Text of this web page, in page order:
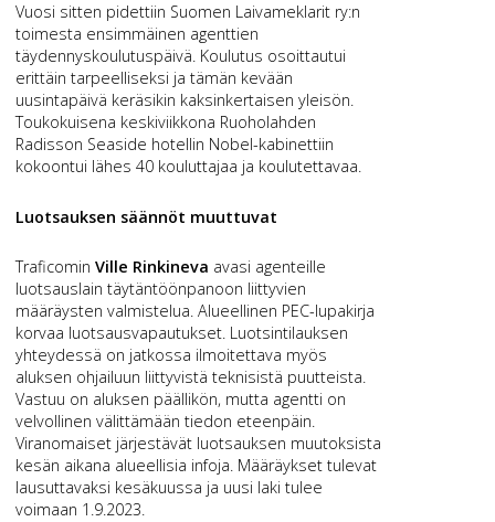
Vuosi sitten pidettiin Suomen Laivameklarit ry:n
toimesta ensimmäinen agenttien
täydennyskoulutuspäivä. Koulutus osoittautui
erittäin tarpeelliseksi ja tämän kevään
uusintapäivä keräsikin kaksinkertaisen yleisön.
Toukokuisena keskiviikkona Ruoholahden
Radisson Seaside hotellin Nobel-kabinettiin
kokoontui lähes 40 kouluttajaa ja koulutettavaa.
Luotsauksen säännöt muuttuvat
TraficominVille Rinkineva avasi agenteille
luotsauslain täytäntöönpanoon liittyvien
määräysten valmistelua. Alueellinen PEC-lupakirja
korvaa luotsausvapautukset. Luotsintilauksen
yhteydessä on jatkossa ilmoitettava myös
aluksen ohjailuun liittyvistä teknisistä puutteista.
Vastuu on aluksen päällikön, mutta agentti on
velvollinen välittämään tiedon eteenpäin.
Viranomaiset järjestävät luotsauksen muutoksista
kesän aikana alueellisia infoja. Määräykset tulevat
lausuttavaksi kesäkuussa ja uusi laki tulee
voimaan 1.9.2023.